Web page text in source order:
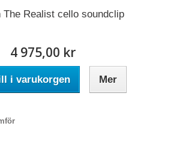
The Realist cello soundclip
4 975,00 kr
i varukorgen Mer